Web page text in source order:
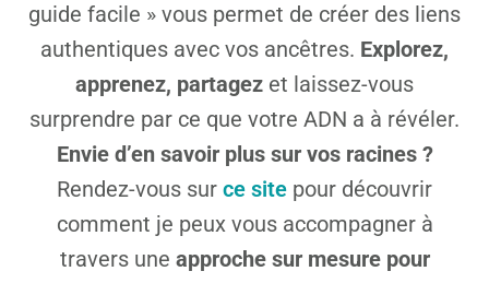
guide facile » vous permet de créer des liens
authentiques avec vos ancêtres. Explorez,
apprenez, partagez et laissez-vous
surprendre par ce que votre ADN a à révéler.
Envie d’en savoir plus sur vos racines ?
Rendez-vous sur ce site pour découvrir
comment je peux vous accompagner à
travers une approche sur mesure pour